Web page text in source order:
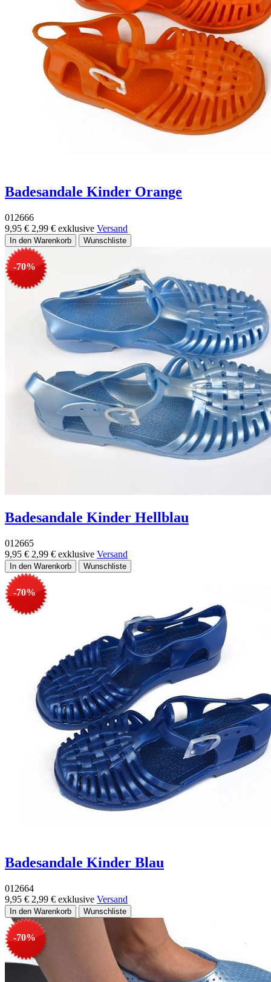
Badesandale Kinder Orange
012666
9,95 € 2,99 € exklusive Versand
-70%
Badesandale Kinder Hellblau
012665
9,95 € 2,99 € exklusive Versand
-70%
Badesandale Kinder Blau
012664
9,95 € 2,99 € exklusive Versand
-70%